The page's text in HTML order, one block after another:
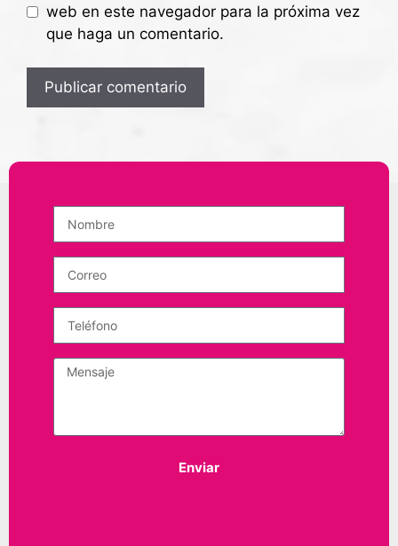
web en este navegador para la próxima vez
que haga un comentario.
Enviar